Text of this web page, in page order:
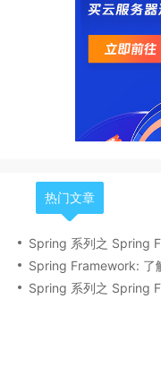
热门文章
Spring 系列之 Spring
Spring Framework: 了
Spring 系列之 Spring